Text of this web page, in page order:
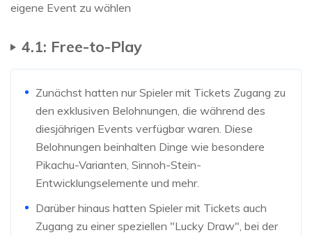
eigene Event zu wählen
4.1: Free-to-Play
Zunächst hatten nur Spieler mit Tickets Zugang zu
den exklusiven Belohnungen, die während des
diesjährigen Events verfügbar waren. Diese
Belohnungen beinhalten Dinge wie besondere
Pikachu-Varianten, Sinnoh-Stein-
Entwicklungselemente und mehr.
Darüber hinaus hatten Spieler mit Tickets auch
Zugang zu einer speziellen "Lucky Draw", bei der